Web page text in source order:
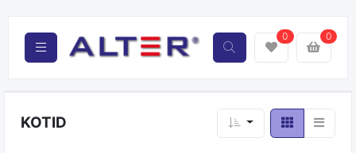
0 0
KOTID